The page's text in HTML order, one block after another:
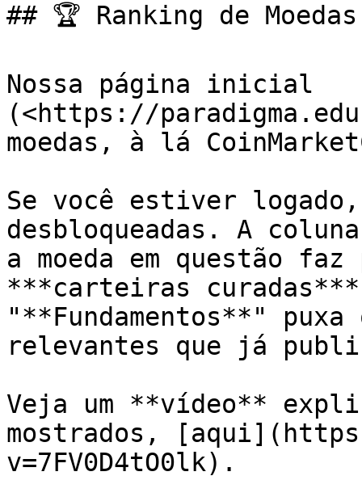
## 🏆 Ranking de Moedas
Nossa página inicial
(<https://
moedas, à lá
Se você estiver
desbloqueadas. A
a moeda em questão
***carteiras
"**Fundamentos**"
relevantes que já
Veja um **vídeo**
mostrados,
v=7FV0D4tO0lk).